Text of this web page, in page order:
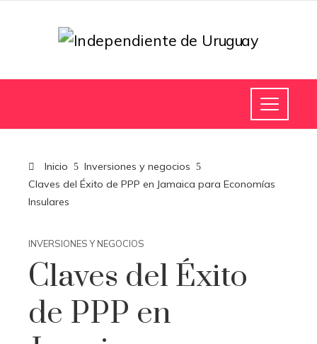
Inicio
Inversiones y negocios
Claves del Éxito de PPP en Jamaica para Economías
Insulares
INVERSIONES Y NEGOCIOS
Claves del Éxito
de PPP en